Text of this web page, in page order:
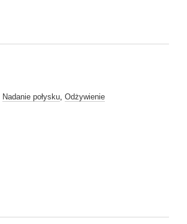
Nadanie połysku, Odżywienie